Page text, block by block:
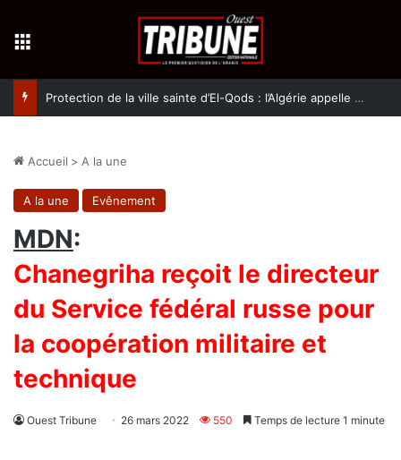
Protection de la ville sainte d’El-Qods : l’Algérie appelle à une action collective
Accueil > A la une
A la une Evênement
MDN:
Chanegriha reçoit le directeur
du Service fédéral russe pour
la coopération militaire et
technique
Ouest Tribune 26 mars 2022 550 Temps de lecture 1 minute